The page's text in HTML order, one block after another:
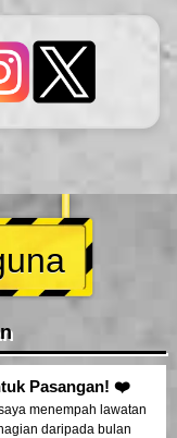
Pasangan! ❤️
menempah lawatan
daripada bulan